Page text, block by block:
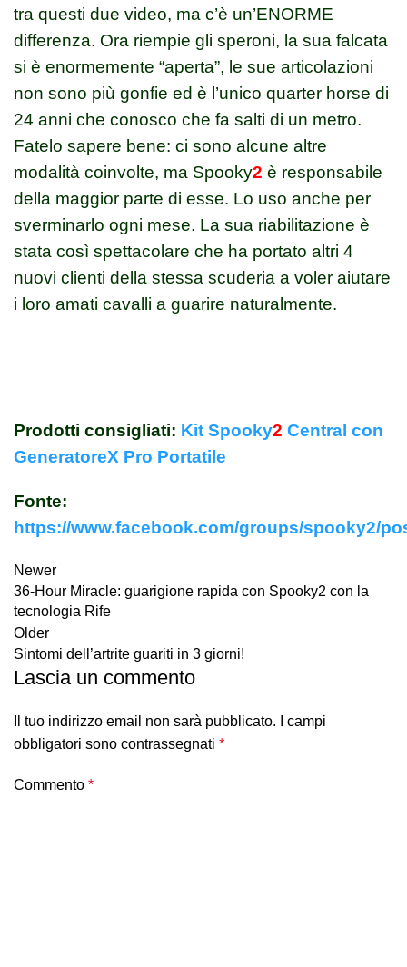
tra questi due video, ma c’è un’ENORME
differenza. Ora riempie gli speroni, la sua falcata
si è enormemente “aperta”, le sue articolazioni
non sono più gonfie ed è l’unico quarter horse di
24 anni che conosco che fa salti di un metro.
Fatelo sapere bene: ci sono alcune altre
modalità coinvolte, ma Spooky2 è responsabile
della maggior parte di esse. Lo uso anche per
sverminarlo ogni mese. La sua riabilitazione è
stata così spettacolare che ha portato altri 4
nuovi clienti della stessa scuderia a voler aiutare
i loro amati cavalli a guarire naturalmente.
Prodotti consigliati: Kit Spooky2 Central con
GeneratoreX Pro Portatile
Fonte:
https://www.facebook.com/groups/spooky2/
Newer
36-Hour Miracle: guarigione rapida con Spooky2 con la
tecnologia Rife
Older
Sintomi dell’artrite guariti in 3 giorni!
Lascia un commento
Il tuo indirizzo email non sarà pubblicato.
I campi
obbligatori sono contrassegnati *
Commento *